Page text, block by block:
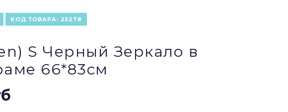
КОД ТОВАРА: 25278
S Черный Зеркало в
66*83см